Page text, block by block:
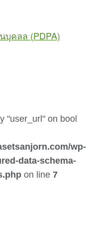
บุคลล (PDPA)
"user_url" on bool
wp-
data-schema-
on line 7